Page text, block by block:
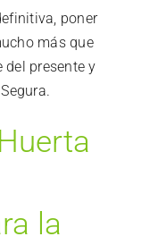
poner
más que
presente y
la